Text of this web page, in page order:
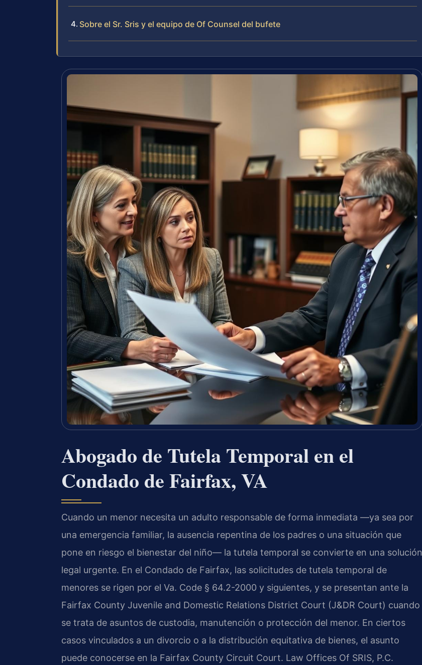
Sobre el Sr. Sris y el equipo de Of Counsel del bufete
Abogado de Tutela Temporal en el
Condado de Fairfax, VA
Cuando un menor necesita un adulto responsable de forma inmediata —ya sea por
una emergencia familiar, la ausencia repentina de los padres o una situación que
pone en riesgo el bienestar del niño— la tutela temporal se convierte en una solución
legal urgente. En el Condado de Fairfax, las solicitudes de tutela temporal de
menores se rigen por el Va. Code § 64.2-2000 y siguientes, y se presentan ante la
Fairfax County Juvenile and Domestic Relations District Court (J&DR Court) cuando
se trata de asuntos de custodia, manutención o protección del menor. En ciertos
casos vinculados a un divorcio o a la distribución equitativa de bienes, el asunto
puede conocerse en la Fairfax County Circuit Court. Law Offices Of SRIS, P.C.